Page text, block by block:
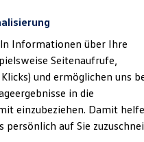
bei Volkswagen
Informationen über Ihre
Seitenaufrufe,
und ermöglichen uns
in die
einzubeziehen. Damit
auf Sie